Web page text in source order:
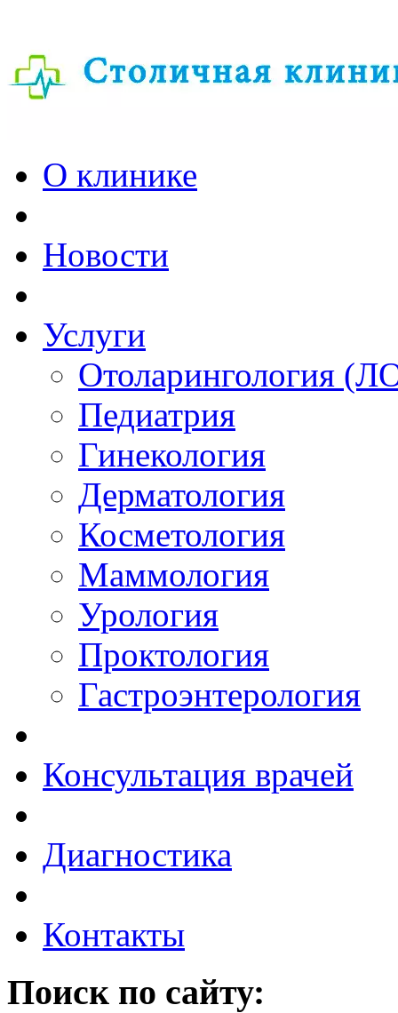
О клинике
Новости
Услуги
Отоларингология
Педиатрия
Гинекология
Дерматология
Косметология
Маммология
Урология
Проктология
Гастроэнтерология
Консультация врачей
Диагностика
Контакты
Поиск по сайту: